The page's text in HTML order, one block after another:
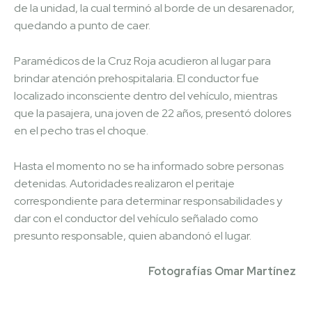
de la unidad, la cual terminó al borde de un desarenador,
quedando a punto de caer.
Paramédicos de la Cruz Roja acudieron al lugar para
brindar atención prehospitalaria. El conductor fue
localizado inconsciente dentro del vehículo, mientras
que la pasajera, una joven de 22 años, presentó dolores
en el pecho tras el choque.
Hasta el momento no se ha informado sobre personas
detenidas. Autoridades realizaron el peritaje
correspondiente para determinar responsabilidades y
dar con el conductor del vehículo señalado como
presunto responsable, quien abandonó el lugar.
Fotografías Omar Martínez